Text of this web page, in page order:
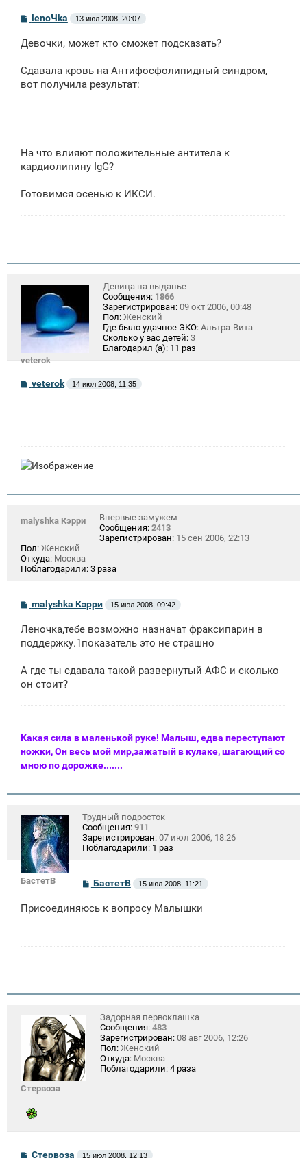
С
б
н
и
lenoЧka 13 июл 2008, 20:07
Девочки, может кто сможет подсказать?
Сдавала кровь на Антифосфолипидный синдром,
вот получила результат:
На что влияют положительные антитела к
кардиолипину IgG?
Готовимся осенью к ИКСИ.
veterok
Девица на выданье
Сообщения: 1866
Зарегистрирован: 09 окт 2006, 00:48
Пол: Женский
Где было удачное ЭКО: Альтра-Вита
Сколько у вас детей: 3
Благодарил (а): 11 раз
С
о
е
veterok 14 июл 2008, 11:35
malyshka Кэрри
Впервые замужем
Сообщения: 2413
Зарегистрирован: 15 сен 2006, 22:13
Пол: Женский
Откуда: Москва
Поблагодарили: 3 раза
С
о
б
щ
е
и
malyshka Кэрри 15 июл 2008, 09:42
Леночка,тебе возможно назначат фраксипарин в
поддержку.1показатель это не страшно
А где ты сдавала такой развернутый АФС и сколько
он стоит?
Какая сила в маленькой руке! Малыш, едва переступают
ножки, Он весь мой мир,зажатый в кулаке, шагающий со
мною по дорожке.......
БастетВ
Трудный подросток
Сообщения: 911
Зарегистрирован: 07 июл 2006, 18:26
Поблагодарили: 1 раз
С
б
БастетВ 15 июл 2008, 11:21
Присоединяюсь к вопросу Малышки
Стервоза
Задорная первоклашка
Сообщения: 483
Зарегистрирован: 08 авг 2006, 12:26
Пол: Женский
Откуда: Москва
Поблагодарили: 4 раза
ССтервоза 15 июл 2008, 12:13